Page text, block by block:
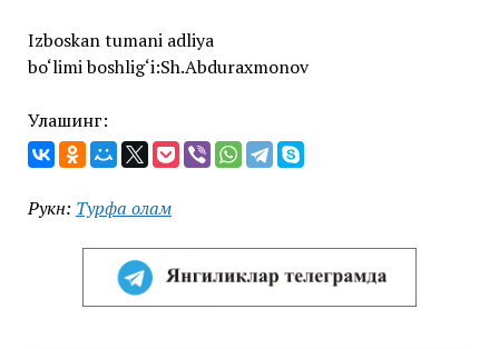
Izboskan tumani adliya
bo‘limi boshlig‘i:Sh.Abduraxmonov
Улашинг:
Рукн: Турфа олам